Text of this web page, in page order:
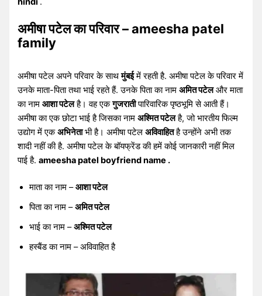
अमीषा पटेल का परिवार – ameesha patel
family
अमीषा पटेल अपने परिवार के साथमुंबईमें रहती है. अमीषा पटेल के परिवार में
उनके माता-पिता तथा भाई रहते हैं. उनके पिता का नामअमित पटेलऔर माता
का नामआशा पटेलहै। वह एकगुजरातीपारिवारिक पृष्ठभूमि से आती हैं।
अमीषा का एक छोटा भाई है जिसका नामअश्मित पटेलहै, जो भारतीय फिल्म
उद्योग में एकअभिनेताभी है। अमीषा पटेलअविवाहितहै उन्होंने अभी तक
शादी नहीं की है. अमीषा पटेल के बॉयफ्रेंड की हमें कोई जानकारी नहीं मिल
पाई है.ameesha patel boyfriend name .
माता का नाम –आशा पटेल
पिता का नाम –अमित पटेल
भाई का नाम –अश्मित पटेल
हस्बैंड का नाम – अविवाहित है